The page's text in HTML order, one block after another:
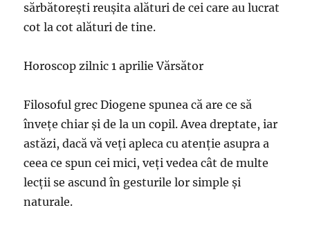
sărbătoreşti reuşita alături de cei care au lucrat
cot la cot alături de tine.
Horoscop zilnic 1 aprilie Vărsător
Filosoful grec Diogene spunea că are ce să
înveţe chiar şi de la un copil. Avea dreptate, iar
astăzi, dacă vă veţi apleca cu atenţie asupra a
ceea ce spun cei mici, veţi vedea cât de multe
lecţii se ascund în gesturile lor simple şi
naturale.